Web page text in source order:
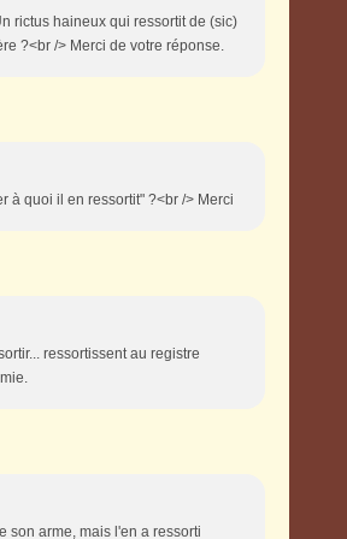
rictus haineux qui ressortit de (sic)
?<br /> Merci de votre réponse.
à quoi il en ressortit" ?<br /> Merci
ressortissent au registre
son arme, mais l'en a ressorti